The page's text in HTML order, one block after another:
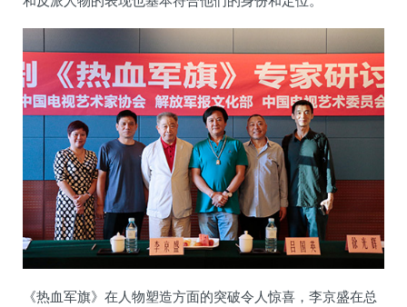
《热血军旗》在人物塑造方面的突破令人惊喜，李京盛在总